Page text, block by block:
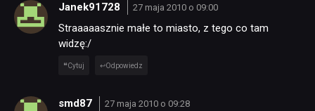
Janek91728 27 maja 2010 o 09:00
Straaaaasznie małe to miasto, z tego co tam
widzę:/
Cytuj Odpowiedz
smd87 27 maja 2010 o 09:28